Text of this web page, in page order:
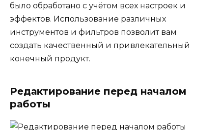
было обработано с учётом всех настроек и
эффектов. Использование различных
инструментов и фильтров позволит вам
создать качественный и привлекательный
конечный продукт.
Редактирование перед началом
работы